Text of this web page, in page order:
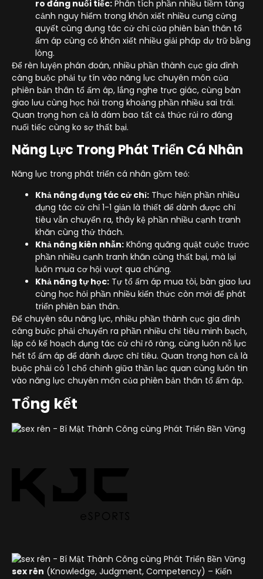
ro đáng nuối tiếc: Phân tích phần nhiều tiềm tàng
cảnh nguy hiểm trong khôn xiết nhiều cưng cửng
quyết cùng đụng tác cử chỉ của phiên bản thân tổ
ấm áp cùng có khôn xiết nhiều giải pháp dự trữ bằng
lòng.
Để rèn luyện phán đoán, nhiều phần thành cục gia đình
càng buộc phải tự tín vào năng lực chuyên môn của
phiên bản thân tổ ấm áp, lắng nghe trực giác, cùng bàn
giao lưu cùng học hỏi trong khoảng phần nhiều sai trái.
Quan trọng hơn cả là dám bao tất cả thức rủi ro đáng
nuối tiếc cùng ko sợ thất bại.
Năng Lực Trong Phát Triển Cá Nhân
Năng lực trong phát triển cá nhân gồm teó:
Khả năng đụng tác cử chỉ: Thực hiện phần nhiều
đụng tác cử chỉ 1-1 giản là thiết để dành được chỉ
tiêu vẫn chuyển ra, thây kệ phần nhiều cạnh tranh
khăn cùng thử thách.
Khả năng kiên nhẫn: Không quăng quật cuộc trước
phần nhiều cạnh tranh khăn cùng thất bại, mà lại
luôn mua cơ hội vượt qua chúng.
Khả năng tự học: Tự tổ ấm áp mua tòi, bàn giao lưu
cùng học hỏi phần nhiều kiến thức còn mới để phát
triển phiên bản thân.
Để chuyên sâu năng lực, nhiều phần thành cục gia đình
càng buộc phải chuyển ra phần nhiều chỉ tiêu minh bạch,
lập có kế hoạch đụng tác cử chỉ rõ ràng, cùng luôn nỗ lực
hết tổ ấm áp để dành được chỉ tiêu. Quan trọng hơn cả là
buộc phải có 1 chổ chính giữa thần lạc quan cùng luôn tin
vào năng lực chuyên môn của phiên bản thân tổ ấm áp.
Tổng kết
sex rên (Knowledge, Judgment, Competency) – Kiến